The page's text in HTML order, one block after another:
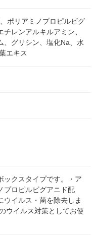
ポリアミノプロピルビグ
レンアルキルアミン、
、グリシン、塩化Na、水
エキス
ックスタイプです。・ア
プロピルビグアニド配
ウイルス・菌を除去しま
ウイルス対策としてお使